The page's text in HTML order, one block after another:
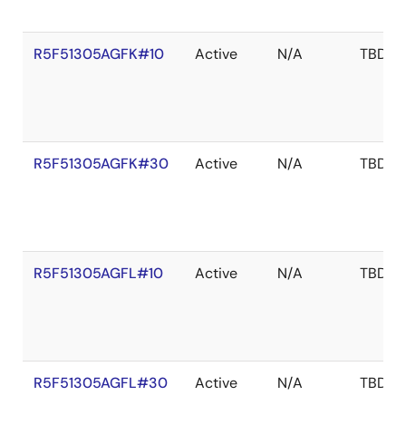
R5F51305AGFK#10 Active N/A TBD
R5F51305AGFK#30 Active N/A TBD
R5F51305AGFL#10 Active N/A TBD
R5F51305AGFL#30 Active N/A TBD